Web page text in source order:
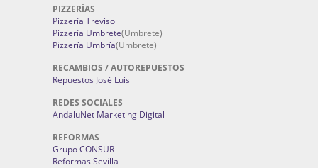
PIZZERÍAS
Pizzería Treviso
Pizzería Umbrete(Umbrete)
Pizzería Umbría(Umbrete)
RECAMBIOS / AUTOREPUESTOS
Repuestos José Luis
REDES SOCIALES
AndaluNet Marketing Digital
REFORMAS
Grupo CONSUR
Reformas Sevilla